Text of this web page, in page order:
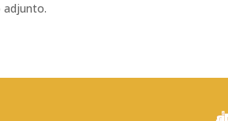
adjunto.